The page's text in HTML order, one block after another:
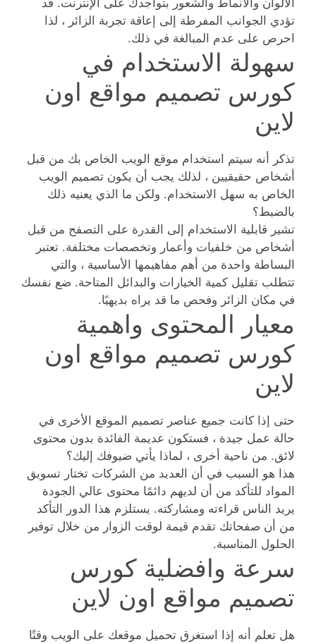
الألوان والأنماط والشعور بتواجدك على الإنترنت. قد
تؤدي الجوانب المفرطة إلى إعاقة تجربة الزائر ، لذا
احرص على عدم المبالغة في ذلك.
سهولة الاستخدام في
كورس تصميم مواقع اون
لاين
تذكر أنه سيتم استخدام موقع الويب الخاص بك من قبل
أشخاص حقيقيين ، لذلك يجب أن يكون تصميم الويب
الخاص به سهل الاستخدام. ولكن ما الذي يعنيه ذلك
بالضبط؟
تشير قابلية الاستخدام إلى القدرة على التصفح من قبل
أشخاص من خلفيات وأعمار وتخصصات مختلفة. تعتبر
البساطة واحدة من أهم مفاهيمها الأساسية ، والتي
تتطلب تقليل كمية الخيارات والبدائل المتاحة. ضع نفسك
في مكان الزائر وفحص ما قد يراه بديهيًا.
معيار المحتوى واهمية
كورس تصميم مواقع اون
لاين
حتى إذا كانت جميع عناصر تصميم الموقع الأخرى في
حالة عمل جيدة ، فستكون عديمة الفائدة بدون محتوى
لائق. من ناحية أخرى ، لماذا يأتي ضيوفك إليك؟
هذا هو السبب في أن العديد من الشركات تختار تسويق
المواد للتأكد من أن لديهم دائمًا محتوى عالي الجودة
يريد الناس قراءته ومشاركته. يستلزم هذا الدور التأكد
من أن صفحاتك تقدم قيمة لوقت الزوار من خلال توفير
الحلول المناسبة.
سرعة وافضلية كورس
تصميم مواقع اون لاين
هل تعلم أنه إذا استغرق تحميل موقعك على الويب وقتًا